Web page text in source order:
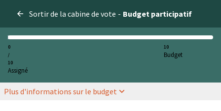
Sortir de la cabine de vote - Budget participatif
0
/
10
Assigné
10
Budget
Plus d'informations sur le budget